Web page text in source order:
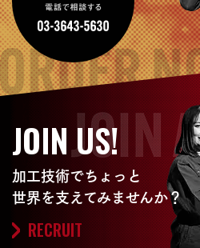
JOIN US!
加工技術でちょっと
世界を支えてみませんか？
RECRUIT